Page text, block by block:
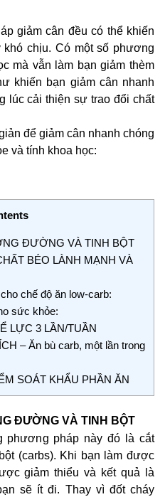
giảm cân đều có thể khiến
chịu. Có một số phương
mà vẫn làm bạn giảm thèm
khiến bạn giảm cân nhanh
lúc cải thiện sự trao đổi chất
để giảm cân nhanh chóng
và tính khoa học:
ĐƯỜNG VÀ TINH BỘT
BÉO LÀNH MẠNH VÀ
chế độ ăn low-carb:
sức khỏe:
LỰC 3 LẦN/TUẦN
– Ăn bù carb, một lần trong
SOÁT KHẨU PHẦN ĂN
ĐƯỜNG VÀ TINH BỘT
phương pháp này đó là cắt
(carbs). Khi bạn làm được
giảm thiểu và kết quả là
sẽ ít đi. Thay vì đốt cháy